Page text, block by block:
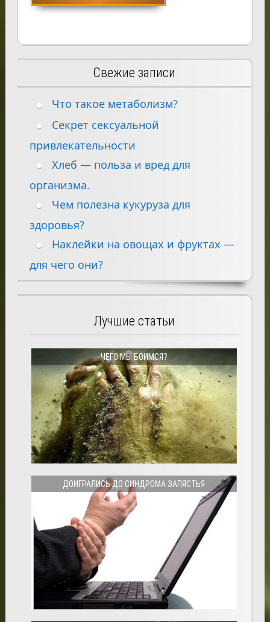
Свежие записи
Что такое метаболизм?
Секрет сексуальной
привлекательности
Хлеб — польза и вред для
организма.
Чем полезна кукуруза для
здоровья?
Наклейки на овощах и фруктах —
для чего они?
Лучшие статьи
ЧЕГО МЫ БОИМСЯ?
ДОИГРАЛИСЬ ДО СИНДРОМА ЗАПЯСТЬЯ